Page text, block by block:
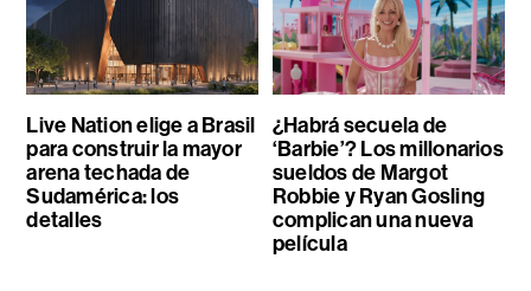
Live Nation elige a Brasil
para construir la mayor
arena techada de
Sudamérica: los
detalles
¿Habrá secuela de
‘Barbie’? Los millonarios
sueldos de Margot
Robbie y Ryan Gosling
complican una nueva
película